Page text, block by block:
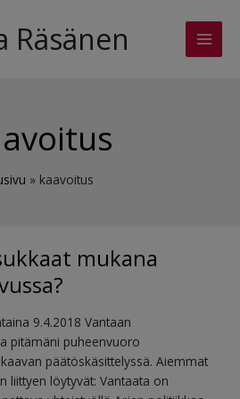
Räsänen
Main
kaavoitus
mukana
9.4.2018 Vantaan
pitämäni puheenvuoro
päätöskäsittelyssä. Aiemmat
liittyen löytyvät: Vantaata on